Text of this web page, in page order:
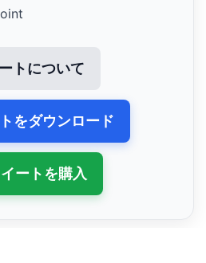
トについて
をダウンロード
ートを購入